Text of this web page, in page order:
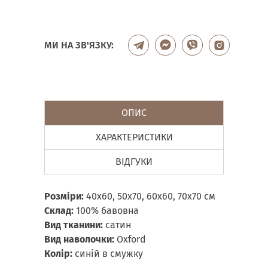
МИ НА ЗВ'ЯЗКУ:
ОПИС
ХАРАКТЕРИСТИКИ
ВІДГУКИ
Розміри: 40х60, 50х70, 60х60, 70х70 см
Склад: 100% бавовна
Вид тканини: сатин
Вид наволочки: Oxford
Колір: синій в смужку